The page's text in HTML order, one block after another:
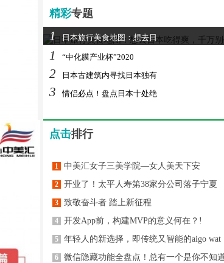
精彩专题
1 日本旅行美食地图：想去日
1 “中化膜产业杯”2020
2 日本古建筑内寻找日本独有
3 情侣必点！盘点日本十处绝
点击排行
1 中美汇女子三美学院—女人美天下安
2 开业了！太平人寿第38家分公司落子宁夏
3 致敬奋斗者 踏上新征程
4 开发App前，构建MVP的意义何在？!
5 年轻人的新选择，即传统又智能的aigo wat
6 微信隐藏功能全盘点！总有一个是你不知